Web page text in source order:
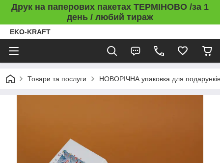
Друк на паперових пакетах ТЕРМІНОВО /за 1
день / любий тираж
EKO-KRAFT
Товари та послуги НОВОРІЧНА упаковка для подарунків